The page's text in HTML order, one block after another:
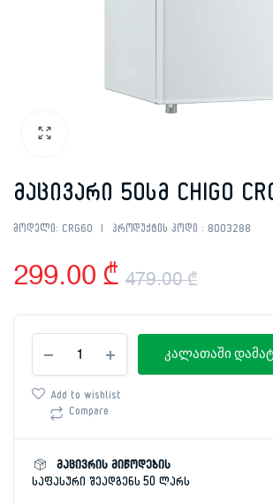
მაცივარი 50სმ CHIGO
მოდელი: CRG60 პროდუქტის კოდი : 8003288
479.00₾
price
299.00 ₾
price
50სმ
CHIGO
CRG60
რაოდენობა
კალათაში
Add to wishlist
Compare
მაცივრის მიწოდების
საფასური შეადგენს 50 ლარს